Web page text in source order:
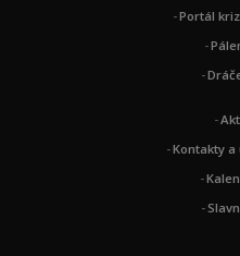
Portál
Kontakty